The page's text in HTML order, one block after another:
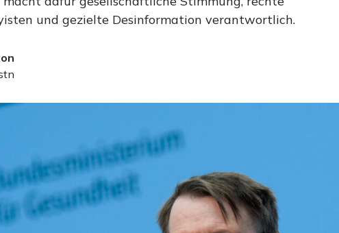
und gezielte Desinformation verantwortlich.